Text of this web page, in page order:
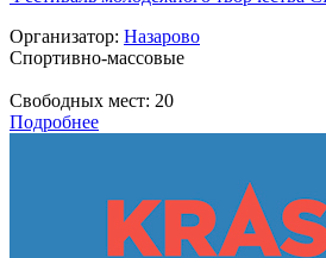
Организатор: Назарово
Спортивно-массовые
Свободных мест: 20
Подробнее